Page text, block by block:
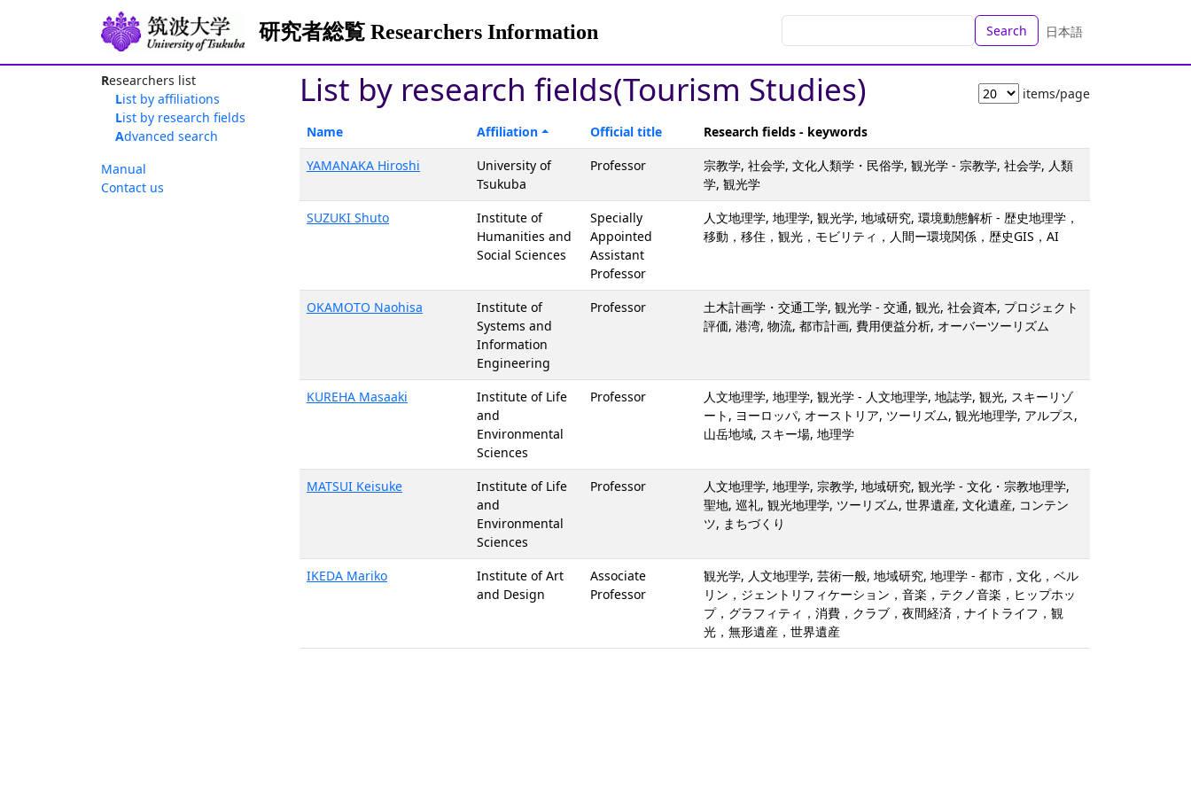
研究者総覧 Researchers Information Search 日本語
Researchers list
List by affiliations
List by research fields
Advanced search
Manual
Contact us
List by research fields(Tourism Studies) items/page
Name Affiliation Official title
Research fields - keywords
YAMANAKA Hiroshi
University of
Tsukuba
Professor
宗教学, 社会学, 文化人類学・民俗学, 観光学 - 宗教学, 社会学, 人類
学, 観光学
SUZUKI Shuto
Institute of
Humanities and
Social Sciences
Specially
Appointed
Assistant
Professor
人文地理学, 地理学, 観光学, 地域研究, 環境動態解析 - 歴史地理学，
移動，移住，観光，モビリティ，人間ー環境関係，歴史GIS，AI
OKAMOTO Naohisa
Institute of
Systems and
Information
Engineering
Professor
土木計画学・交通工学, 観光学 - 交通, 観光, 社会資本, プロジェクト
評価, 港湾, 物流, 都市計画, 費用便益分析, オーバーツーリズム
KUREHA Masaaki
Institute of Life
and
Environmental
Sciences
Professor
人文地理学, 地理学, 観光学 - 人文地理学, 地誌学, 観光, スキーリゾ
ート, ヨーロッパ, オーストリア, ツーリズム, 観光地理学, アルプス,
山岳地域, スキー場, 地理学
MATSUI Keisuke
Institute of Life
and
Environmental
Sciences
Professor
人文地理学, 地理学, 宗教学, 地域研究, 観光学 - 文化・宗教地理学,
聖地, 巡礼, 観光地理学, ツーリズム, 世界遺産, 文化遺産, コンテン
ツ, まちづくり
IKEDA Mariko
Institute of Art
and Design
Associate
Professor
観光学, 人文地理学, 芸術一般, 地域研究, 地理学 - 都市，文化，ベル
リン，ジェントリフィケーション，音楽，テクノ音楽，ヒップホッ
プ，グラフィティ，消費，クラブ，夜間経済，ナイトライフ，観
光，無形遺産，世界遺産